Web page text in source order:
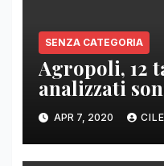
SENZA CATEGORIA
Agropoli, 12
analizzati
APR 7, 2020